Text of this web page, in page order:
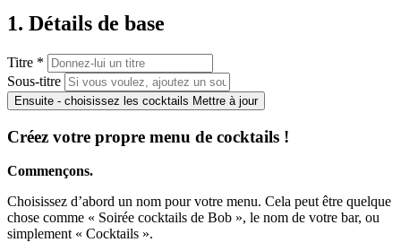
1. Détails de base
Titre *
Sous-titre
Ensuite - choisissez les cocktails Mettre à jour
Créez votre propre menu de cocktails !
Commençons.
Choisissez d’abord un nom pour votre menu. Cela peut être quelque
chose comme « Soirée cocktails de Bob », le nom de votre bar, ou
simplement « Cocktails ».